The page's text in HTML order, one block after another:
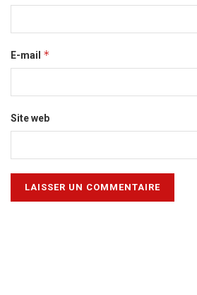
E-mail *
Site web